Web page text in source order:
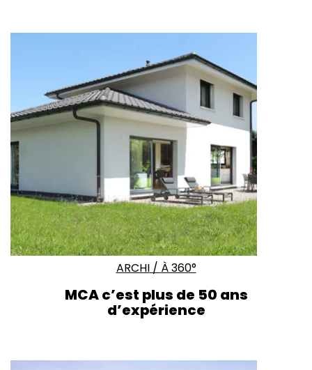
ARCHI/ À 360°
MCA c’est plus de 50 ans
d’expérience